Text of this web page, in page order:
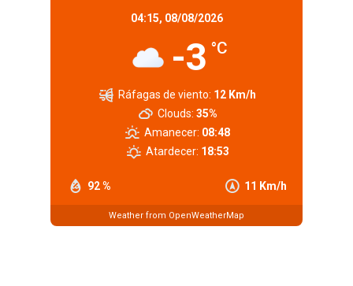
04:15, 08/08/2026
-3 °C
92 % 11 Km/h
Ráfagas de viento: 12 Km/h
Clouds: 35%
Amanecer: 08:48
Atardecer: 18:53
Weather from OpenWeatherMap